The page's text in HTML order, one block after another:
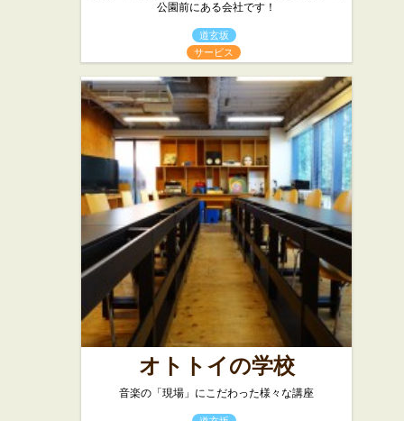
公園前にある会社です！
道玄坂
サービス
オトトイの学校
音楽の「現場」にこだわった様々な講座